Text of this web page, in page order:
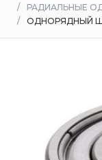
доставка
РАДИАЛЬНЫЕ
ОДНОРЯДНЫЙ